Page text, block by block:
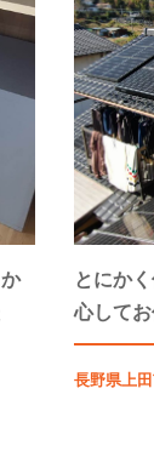
とにか
心して
長野県上